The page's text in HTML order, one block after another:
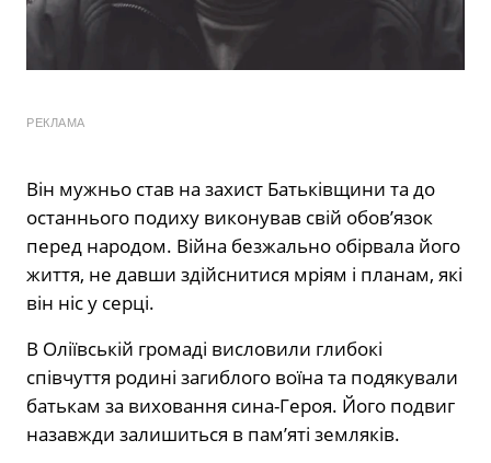
РЕКЛАМА
Він мужньо став на захист Батьківщини та до
останнього подиху виконував свій обов’язок
перед народом. Війна безжально обірвала його
життя, не давши здійснитися мріям і планам, які
він ніс у серці.
В Оліївській громаді висловили глибокі
співчуття родині загиблого воїна та подякували
батькам за виховання сина-Героя. Його подвиг
назавжди залишиться в пам’яті земляків.